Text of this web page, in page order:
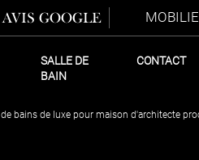
AVIS GOOGLE
SALLE DE
BAIN
CONTACT
bains de luxe pour maison d'architecte